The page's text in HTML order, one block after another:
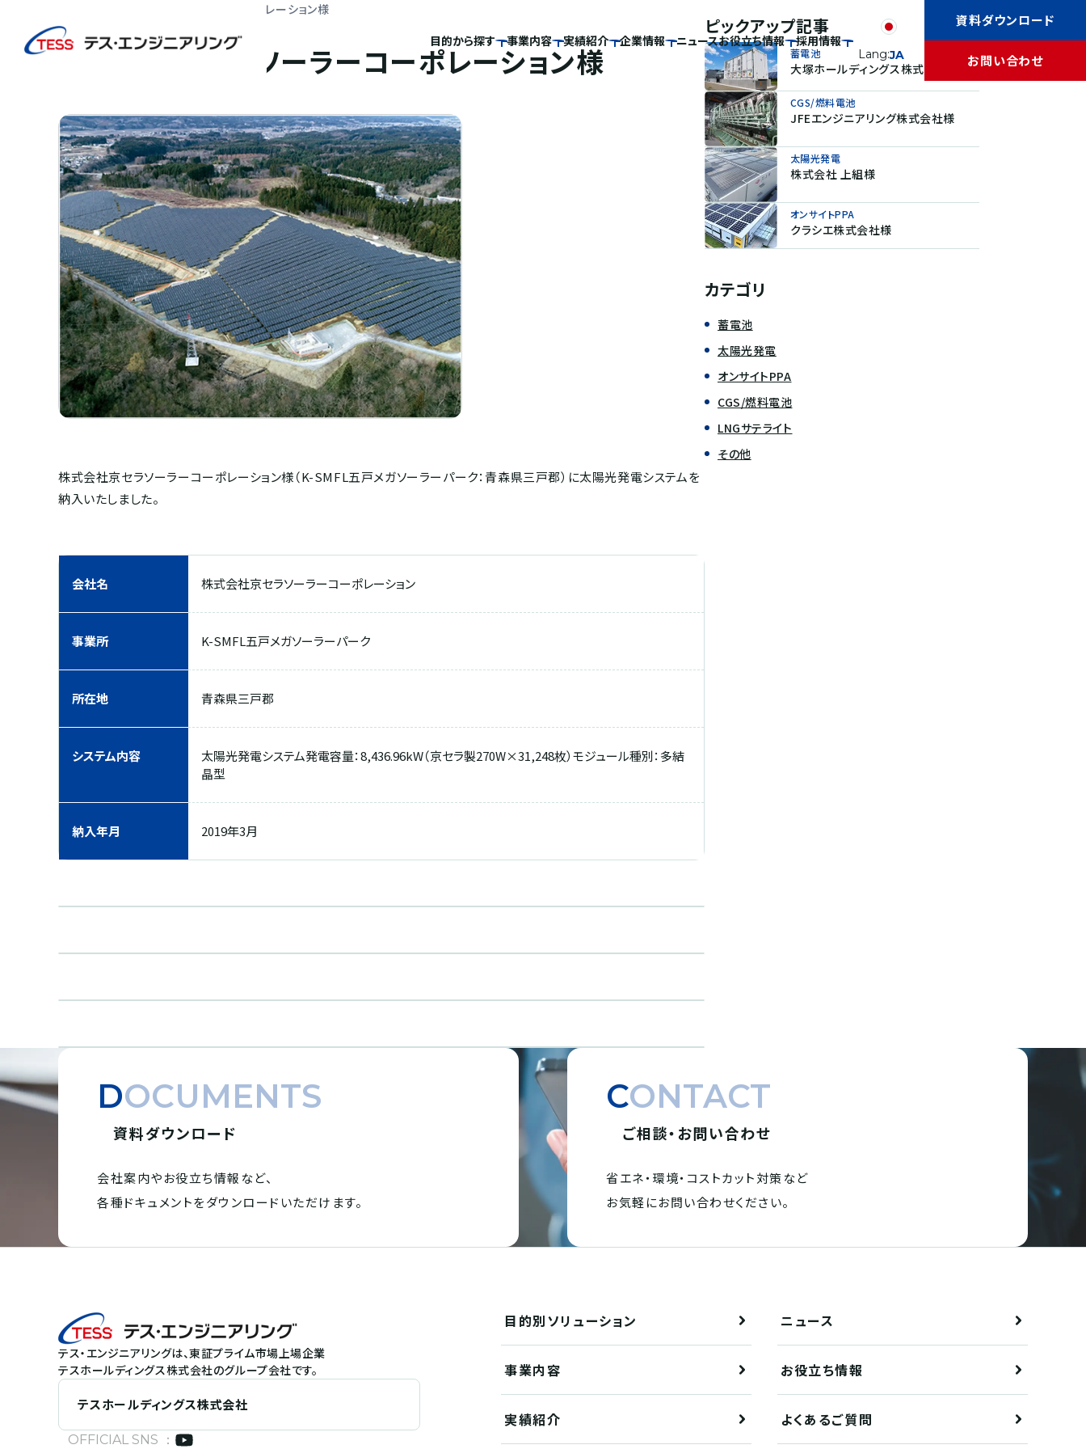
目的から探す 事業内容 実績紹介 企業情報 ニュースお役立ち情報 採用情報
資料ダウンロード
お問い合わせ
Lang:JA
株式会社京セラソーラーコーポレーション様
太陽光発電
株式会社京セラソーラーコーポレーション様
株式会社京セラソーラーコーポレーション様（K-SMFL五戸メガソーラーパーク：青森県三戸郡）に太陽光発電システムを
納入いたしました。
会社名 株式会社京セラソーラーコーポレーション
事業所 K-SMFL五戸メガソーラーパーク
所在地 青森県三戸郡
システム内容
太陽光発電システム発電容量：8,436.96kW（京セラ製270W×31,248枚）モジュール種別：多結
晶型
納入年月 2019年3月
ピックアップ記事
蓄電池
大塚ホールディングス株式会社様
CGS/燃料電池
JFEエンジニアリング株式会社様
太陽光発電
株式会社 上組様
オンサイトPPA
クラシエ株式会社様
カテゴリ
蓄電池
太陽光発電
オンサイトPPA
CGS/燃料電池
LNGサテライト
その他
DOCUMENTS
資料ダウンロード
会社案内やお役立ち情報など、
各種ドキュメントをダウンロードいただけます。
CONTACT
ご相談・お問い合わせ
省エネ・環境・ コストカット対策など
お気軽にお問い合わせください。
テス・エンジニアリングは、東証プライム市場上場企業
テスホールディングス株式会社のグループ会社です。
テスホールディングス株式会社
OFFICIAL SNS ：
目的別ソリューション ニュース
事業内容 お役立ち情報
実績紹介 よくあるご質問